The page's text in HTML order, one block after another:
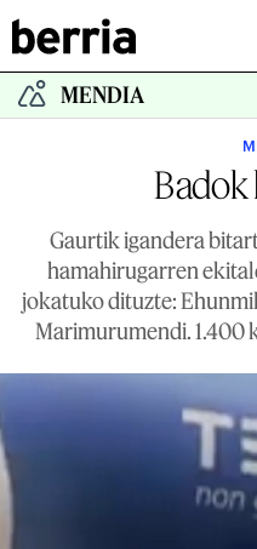
MENDIA
Badok
Gaurtik igandera
hamahirugarren
jokatuko dituzte:
Marimurumendi. 1.400